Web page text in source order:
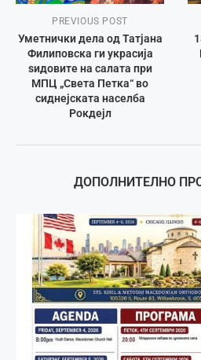
PREVIOUS POST
Уметнички дела од Татјана
Филиповска ги украсија
sидовите на салата при
МПЦ „Света Петка“ во
сиднејската населба
Рокдејл
ДОПОЛНИТЕЛНО